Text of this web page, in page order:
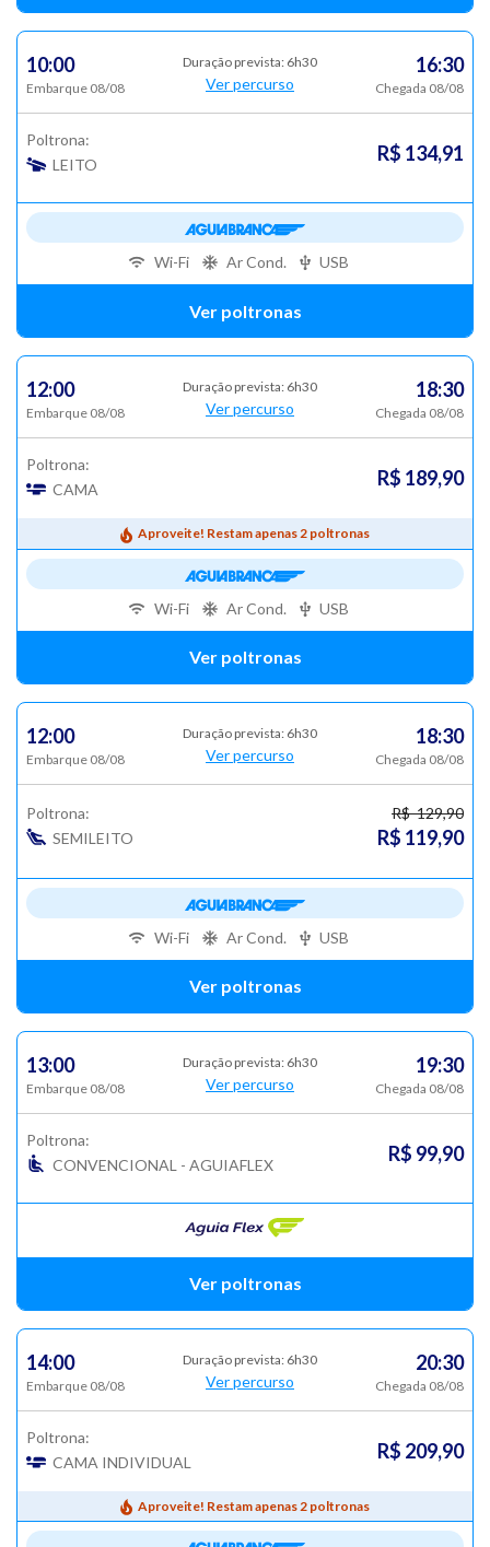
10:00
Embarque 08/08
Duração prevista: 6h30
Ver percurso
16:30
Chegada 08/08
Poltrona:
LEITO
R$ 134,91
Ver poltronas
Wi-Fi Ar Cond. USB
12:00
Embarque 08/08
Duração prevista: 6h30
Ver percurso
18:30
Chegada 08/08
Poltrona:
CAMA
R$ 189,90
Aproveite! Restam apenas 2 poltronas
Ver poltronas
Wi-Fi Ar Cond. USB
12:00
Embarque 08/08
Duração prevista: 6h30
Ver percurso
18:30
Chegada 08/08
Poltrona:
SEMILEITO
R$ 129,90
R$ 119,90
Ver poltronas
Wi-Fi Ar Cond. USB
13:00
Embarque 08/08
Duração prevista: 6h30
Ver percurso
19:30
Chegada 08/08
Poltrona:
CONVENCIONAL - AGUIAFLEX
R$ 99,90
Ver poltronas
14:00
Embarque 08/08
Duração prevista: 6h30
Ver percurso
20:30
Chegada 08/08
Poltrona:
CAMA INDIVIDUAL
R$ 209,90
Aproveite! Restam apenas 2 poltronas